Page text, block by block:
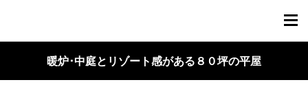
TOPページ
ニュース
暖炉･中庭とリゾート感がある８０坪の平屋